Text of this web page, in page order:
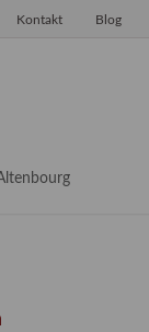
Blog
Kontakt